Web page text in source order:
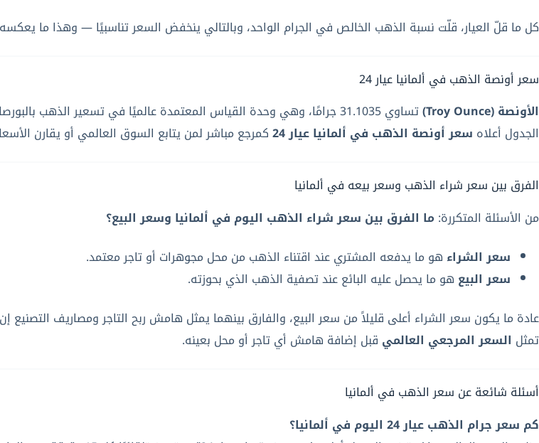
كل ما قلّ العيار، قلّت نسبة الذهب الخالص في الجرام الواحد، وبالتالي ينخفض السعر تناسبيًا — وهذا ما
سعر أونصة الذهب في ألمانيا عيار 24
الأونصة (Troy Ounce)
تساوي 31.1035 جرامًا، وهي وحدة القياس المعتمدة عالميًا في تسعير
الجدول أعلاه سعر أونصة الذهب في ألمانيا عيار 24 كمرجع مباشر لمن يتابع السوق العالمي أو يقارن
الفرق بين سعر شراء الذهب وسعر بيعه في ألمانيا
من الأسئلة المتكررة: ما الفرق بين سعر شراء الذهب اليوم في ألمانيا وسعر البيع؟
سعر الشراء هو ما يدفعه المشتري عند اقتناء الذهب من محل مجوهرات أو تاجر معتمد.
سعر البيع هو ما يحصل عليه البائع عند تصفية الذهب الذي بحوزته.
عادة ما يكون سعر الشراء أعلى قليلاً من سعر البيع، والفارق بينهما يمثل هامش ربح التاجر ومصاريف
تمثل السعر المرجعي العالمي قبل إضافة هامش أي تاجر أو محل بعينه.
أسئلة شائعة عن سعر الذهب في ألمانيا
كم سعر جرام الذهب عيار 24 اليوم في ألمانيا؟